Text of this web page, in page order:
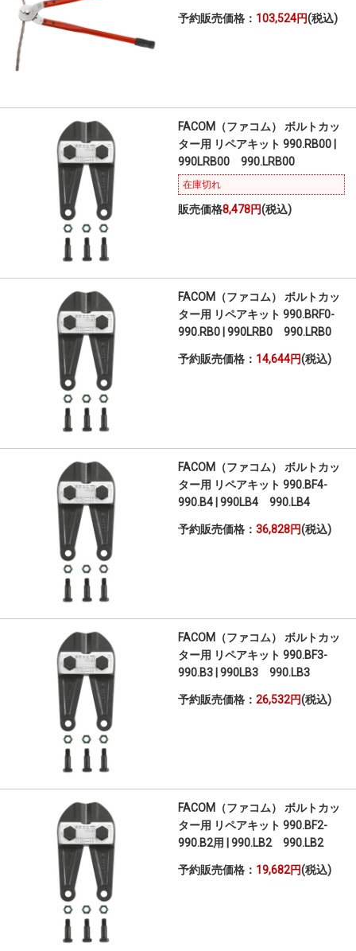
予約販売価格： 103,524円(税込)
FACOM（ファコム） ボルトカッ
ター用 リペアキット 990.RB00 |
990LRB00 990.LRB00
在庫切れ
販売価格8,478円(税込)
FACOM（ファコム） ボルトカッ
ター用 リペアキット 990.BRF0-
990.RB0 | 990LRB0 990.LRB0
予約販売価格： 14,644円(税込)
FACOM（ファコム） ボルトカッ
ター用 リペアキット 990.BF4-
990.B4 | 990LB4 990.LB4
予約販売価格： 36,828円(税込)
FACOM（ファコム） ボルトカッ
ター用 リペアキット 990.BF3-
990.B3 | 990LB3 990.LB3
予約販売価格： 26,532円(税込)
FACOM（ファコム） ボルトカッ
ター用 リペアキット 990.BF2-
990.B2用 | 990.LB2 990.LB2
予約販売価格： 19,682円(税込)